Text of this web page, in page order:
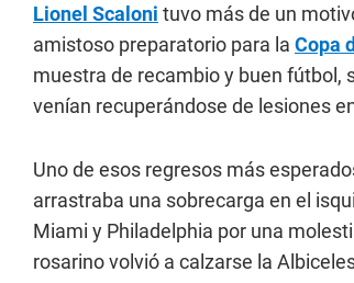
Lionel Scaloni tuvo más de un
amistoso preparatorio para la Copa
muestra de recambio y buen fútbol,
venían recuperándose de lesiones
Uno de esos regresos más
arrastraba una sobrecarga en el
Miami y Philadelphia por una
rosarino volvió a calzarse la